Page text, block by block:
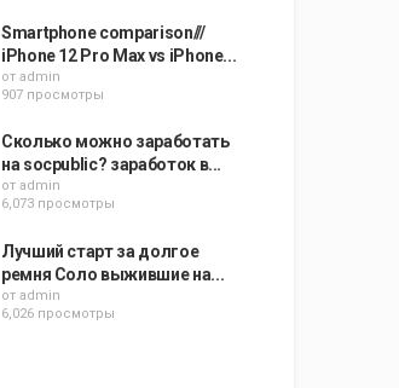
Smartphone comparison///
iPhone 12 Pro Max vs iPhone...
от admin
907 просмотры
Сколько можно заработать
на socpublic? заработок в...
от admin
6,073 просмотры
Лучший старт за долгое
ремня Соло выжившие на...
от admin
6,026 просмотры